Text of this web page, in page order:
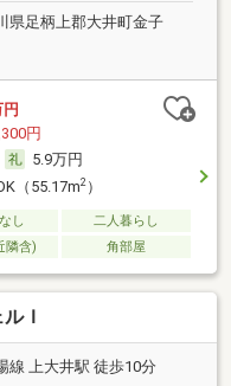
県足柄上郡大井町金子
円
5.9万円
（55.17m2）
し
二人暮らし
隣含) 角部屋
Ｉ
線 上大井駅 徒歩10分